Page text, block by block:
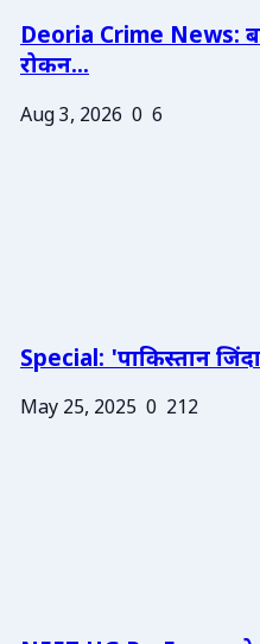
Deoria Crime News:
रोकन...
Aug 3, 2026 0 6
Special: 'पाकिस्तान
May 25, 2025 0 212